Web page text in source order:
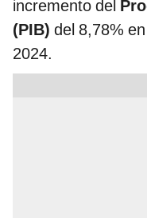
incremento del
(PIB) del 8,78%
2024.